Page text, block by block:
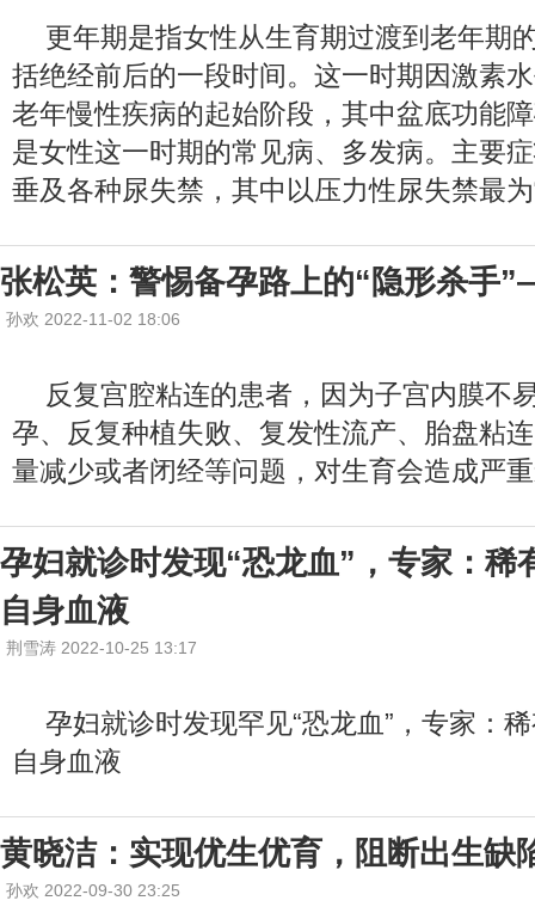
更年期是指女性从生育期过渡到老年期
括绝经前后的一段时间。这一时期因激素
老年慢性疾病的起始阶段，其中盆底功能
是女性这一时期的常见病、多发病。主要
垂及各种尿失禁，其中以压力性尿失禁最
张松英：警惕备孕路上的“隐形杀手
孙欢 2022-11-02 18:06
反复宫腔粘连的患者，因为子宫内膜不
孕、反复种植失败、复发性流产、胎盘粘
量减少或者闭经等问题，对生育会造成严
孕妇就诊时发现“恐龙血”，专家：稀
自身血液
荆雪涛 2022-10-25 13:17
孕妇就诊时发现罕见“恐龙血”，专家：
自身血液
黄晓洁：实现优生优育，阻断出生缺
孙欢 2022-09-30 23:25